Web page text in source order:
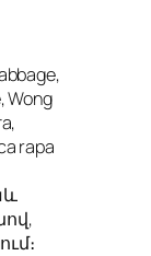
Wong
rapa